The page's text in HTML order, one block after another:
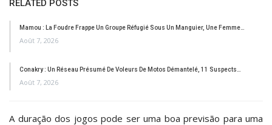
RELATED POSTS
Mamou : La Foudre Frappe Un Groupe Réfugié Sous Un Manguier, Une Femme…
Août 7, 2026
Conakry : Un Réseau Présumé De Voleurs De Motos Démantelé, 11 Suspects…
Août 7, 2026
A duração dos jogos pode ser uma boa previsão para uma